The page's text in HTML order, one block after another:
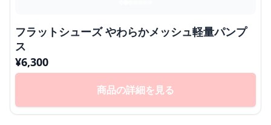
フラットシューズ やわらかメッシュ軽量パンプ
ス
¥6,300
商品の詳細を見る